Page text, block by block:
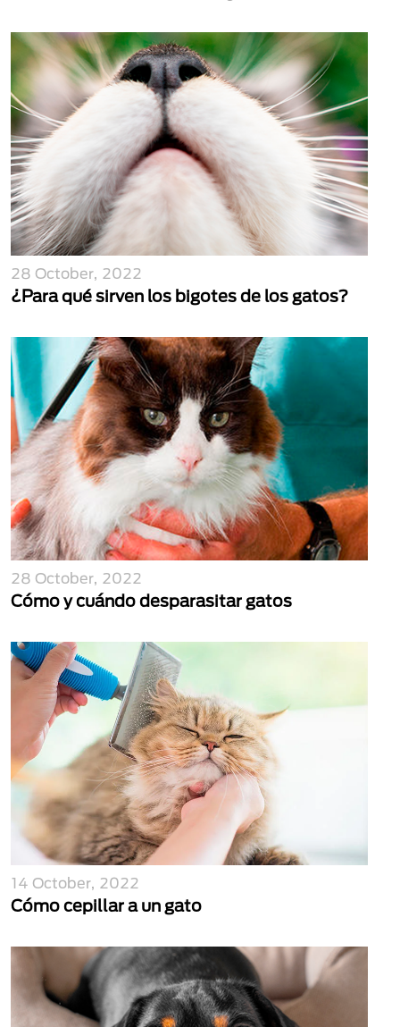
28 October, 2022
¿Para qué sirven los bigotes de los gatos?
28 October, 2022
Cómo y cuándo desparasitar gatos
14 October, 2022
Cómo cepillar a un gato